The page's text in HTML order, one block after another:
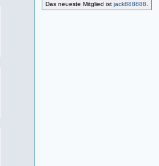
Das neueste Mitglied ist jack888888.